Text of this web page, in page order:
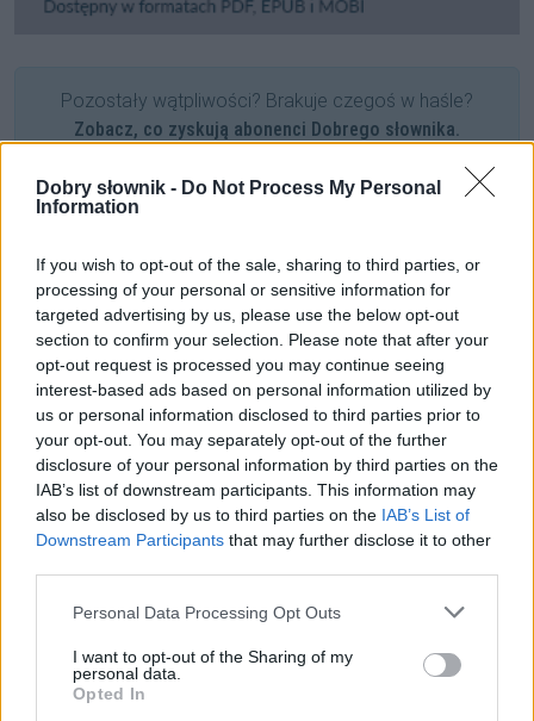
Dobry słownik - Do Not Process My Personal
Information
If you wish to opt-out of the sale, sharing to third parties, or
processing of your personal or sensitive information for
targeted advertising by us, please use the below opt-out
section to confirm your selection. Please note that after your
opt-out request is processed you may continue seeing
interest-based ads based on personal information utilized by
us or personal information disclosed to third parties prior to
your opt-out. You may separately opt-out of the further
disclosure of your personal information by third parties on the
IAB’s list of downstream participants. This information may
also be disclosed by us to third parties on the IAB’s List of
Downstream Participants that may further disclose it to other
Please note that this website/app uses one or more Google
not limited to your visit or usage behaviour. You may click to
grant or deny consent to Google and its third-party tags to
use your data for below specified purposes in below Google
Personal Data Processing Opt Outs
I want to opt-out of the Sharing of my
personal data.
Opted In
Pozostały wątpliwości? Brakuje czegoś w haśle?
Zobacz, co zyskują abonenci Dobrego słownika.
SPRAWDŹ
Często sprawdzane
Azerowie ze stolicy
Praktyczna realizacja?
O błędnym znaczeniu
Ciekawostki
triumwirat— Pochodzenie, znaczenie, pisownia słowa
triumwirat
ambicja— Ambicje nadambitnych
— Byczy strzał. O nazwach shotów
Mogą Cię zainteresować również hasła